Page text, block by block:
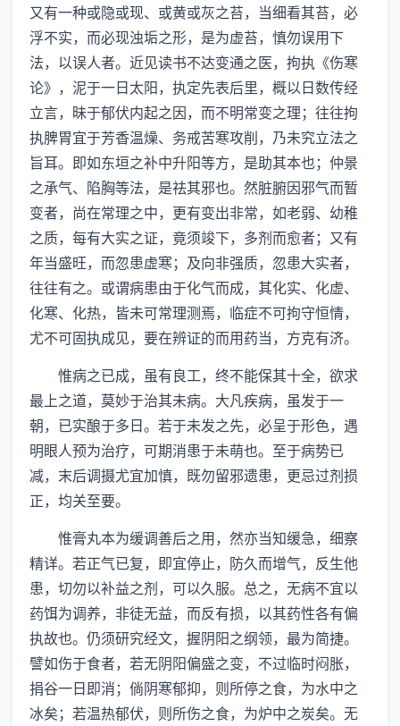
又有一种或隐或现、或黄或灰之苔，当细看其苔，必
浮不实，而必现浊垢之形，是为虚苔，慎勿误用下
法，以误人者。近见读书不达变通之医，拘执《伤寒
论》，泥于一日太阳，执定先表后里，概以日数传经
立言，昧于郁伏内起之因，而不明常变之理；往往拘
执脾胃宜于芳香温燥、务戒苦寒攻削，乃未究立法之
旨耳。即如东垣之补中升阳等方，是助其本也；仲景
之承气、陷胸等法，是祛其邪也。然脏腑因邪气而暂
变者，尚在常理之中，更有变出非常，如老弱、幼稚
之质，每有大实之证，竟须竣下，多剂而愈者；又有
年当盛旺，而忽患虚寒；及向非强质，忽患大实者，
往往有之。或谓病患由于化气而成，其化实、化虚、
化寒、化热，皆未可常理测焉，临症不可拘守恒情，
尤不可固执成见，要在辨证的而用药当，方克有济。
惟病之已成，虽有良工，终不能保其十全，欲求
最上之道，莫妙于治其未病。大凡疾病，虽发于一
朝，已实酿于多日。若于未发之先，必呈于形色，遇
明眼人预为治疗，可期消患于未萌也。至于病势已
减，末后调摄尤宜加慎，既勿留邪遗患，更忌过剂损
正，均关至要。
惟膏丸本为缓调善后之用，然亦当知缓急，细察
精详。若正气已复，即宜停止，防久而增气，反生他
患，切勿以补益之剂，可以久服。总之，无病不宜以
药饵为调养，非徒无益，而反有损，以其药性各有偏
执故也。仍须研究经文，握阴阳之纲领，最为简捷。
譬如伤于食者，若无阴阳偏盛之变，不过临时闷胀，
捐谷一日即消；倘阴寒郁抑，则所停之食，为水中之
冰矣；若温热郁伏，则所伤之食，为炉中之炭矣。无